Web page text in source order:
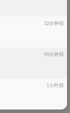
32分钟前
45分钟前
1小时前